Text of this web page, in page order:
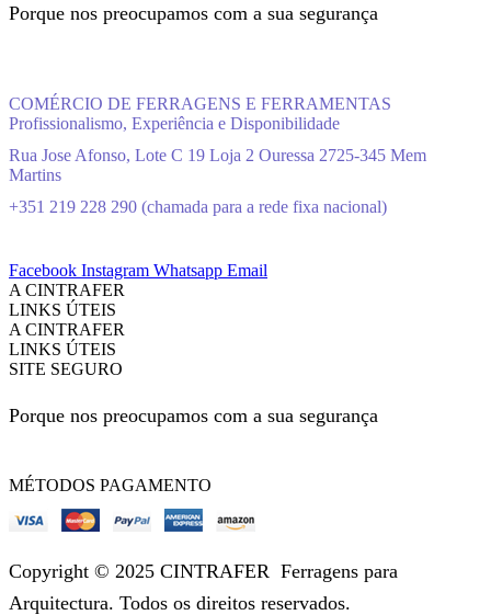
Porque nos preocupamos com a sua segurança
COMÉRCIO DE FERRAGENS E FERRAMENTAS
Profissionalismo, Experiência e Disponibilidade
Rua Jose Afonso, Lote C 19 Loja 2 Ouressa 2725-345 Mem
Martins
+351 219 228 290 (chamada para a rede fixa nacional)
Facebook Instagram Whatsapp Email
A CINTRAFER
LINKS ÚTEIS
A CINTRAFER
LINKS ÚTEIS
SITE SEGURO
Porque nos preocupamos com a sua segurança
MÉTODOS PAGAMENTO
Copyright © 2025 CINTRAFER Ferragens para
Arquitectura. Todos os direitos reservados.